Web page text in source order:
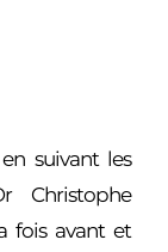
suivant les
Christophe
fois avant et